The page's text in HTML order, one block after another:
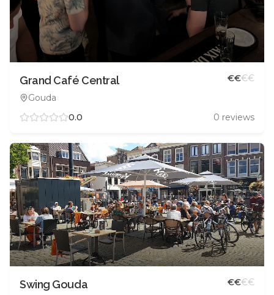
Grand Café Central
Gouda
€€€€
0.0 0 reviews
Swing Gouda €€€€